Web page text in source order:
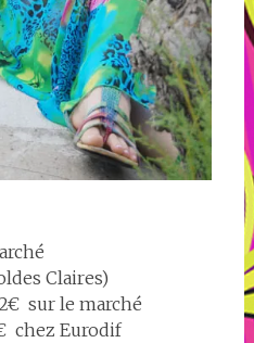
Claires)
sur le marché
chez Eurodif